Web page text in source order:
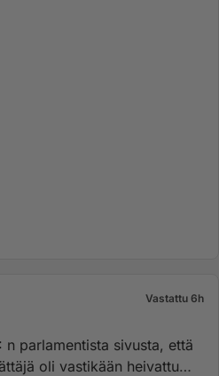
Vastattu 6h
n parlamentista sivusta, että
heivattu